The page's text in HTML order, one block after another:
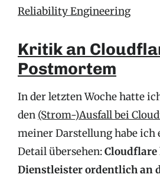
Reliability Engineering
Kritik an
Postmortem
In der letzten Woche hatte
den (Strom-)Ausfall bei
meiner Darstellung habe ich
Detail übersehen:Cloudflare
Dienstleister ordentlich an